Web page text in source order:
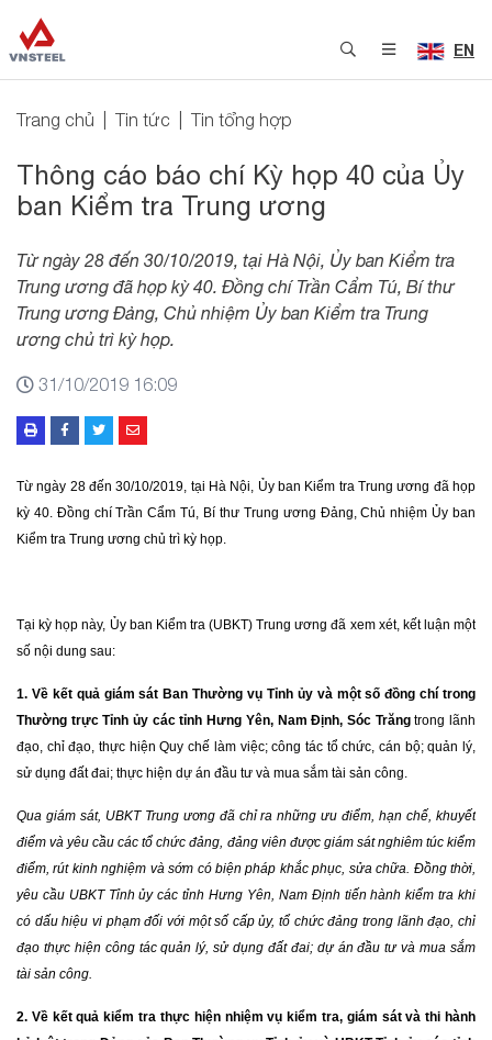
EN
Trang chủ Tin tức Tin tổng hợp
Thông cáo báo chí Kỳ họp 40 của Ủy
ban Kiểm tra Trung ương
Từ ngày 28 đến 30/10/2019, tại Hà Nội, Ủy ban Kiểm tra
Trung ương đã họp kỳ 40. Đồng chí Trần Cẩm Tú, Bí thư
Trung ương Đảng, Chủ nhiệm Ủy ban Kiểm tra Trung
ương chủ trì kỳ họp.
31/10/2019 16:09
Từ ngày 28 đến 30/10/2019, tại Hà Nội, Ủy ban Kiểm tra Trung ương đã họp
kỳ 40. Đồng chí Trần Cẩm Tú, Bí thư Trung ương Đảng, Chủ nhiệm Ủy ban
Kiểm tra Trung ương chủ trì kỳ họp.
Tại kỳ họp này, Ủy ban Kiểm tra (UBKT) Trung ương đã xem xét, kết luận một
số nội dung sau:
1. Về kết quả giám sát Ban Thường vụ Tỉnh ủy và một số đồng chí trong
Thường trực Tỉnh ủy các tỉnh Hưng Yên, Nam Định, Sóc Trăngtrong lãnh
đạo, chỉ đạo, thực hiện Quy chế làm việc; công tác tổ chức, cán bộ; quản lý,
sử dụng đất đai; thực hiện dự án đầu tư và mua sắm tài sản công.
Qua giám sát, UBKT Trung ương đã chỉ ra những ưu điểm, hạn chế, khuyết
điểm và yêu cầu các tổ chức đảng, đảng viên được giám sát nghiêm túc kiểm
điểm, rút kinh nghiệm và sớm có biện pháp khắc phục, sửa chữa. Đồng thời,
yêu cầu UBKT Tỉnh ủy các tỉnh Hưng Yên, Nam Định tiến hành kiểm tra khi
có dấu hiệu vi phạm đối với một số cấp ủy, tổ chức đảng trong lãnh đạo, chỉ
đạo thực hiện công tác quản lý, sử dụng đất đai; dự án đầu tư và mua sắm
tài sản công.
2. Về kết quả kiểm tra thực hiện nhiệm vụ kiểm tra, giám sát và thi hành